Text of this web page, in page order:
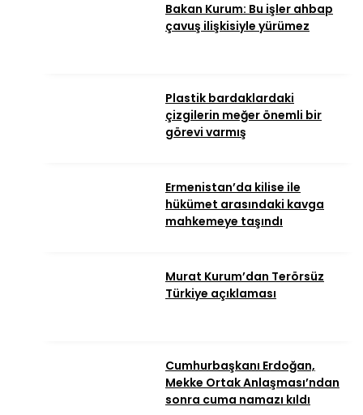
Bakan Kurum: Bu işler ahbap
çavuş ilişkisiyle yürümez
Plastik bardaklardaki
çizgilerin meğer önemli bir
görevi varmış
Ermenistan’da kilise ile
hükümet arasındaki kavga
mahkemeye taşındı
Murat Kurum’dan Terörsüz
Türkiye açıklaması
Cumhurbaşkanı Erdoğan,
Mekke Ortak Anlaşması’ndan
sonra cuma namazı kıldı